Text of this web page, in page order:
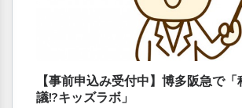
【事前申込み受付中】博多阪急で
議!?キッズラボ」